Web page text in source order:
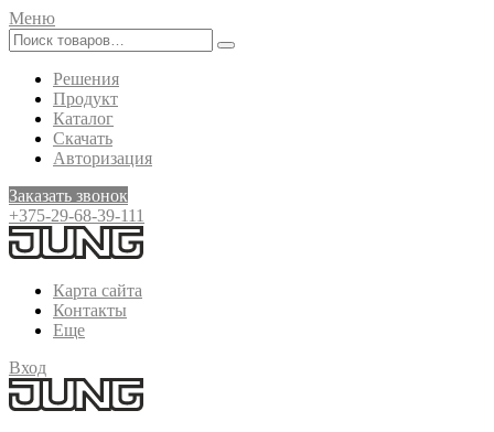
Меню
Решения
Продукт
Каталог
Скачать
Авторизация
Заказать звонок
+375-29-68-39-111
Карта сайта
Контакты
Еще
Вход